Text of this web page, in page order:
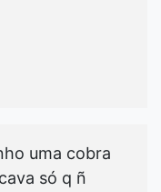
uma cobra
só q ñ